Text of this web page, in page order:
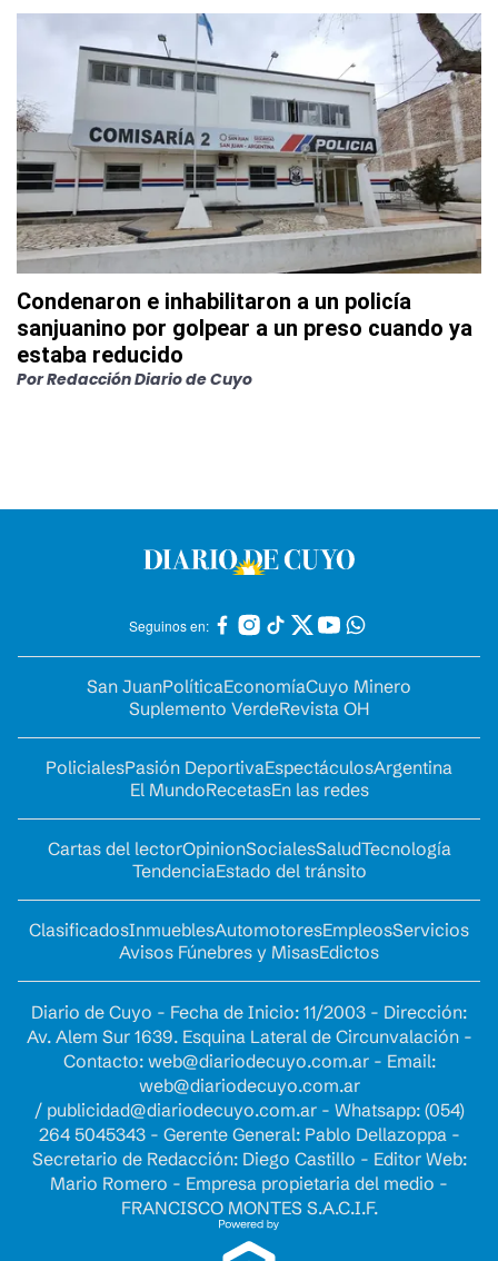
Condenaron e inhabilitaron a un policía
sanjuanino por golpear a un preso cuando ya
estaba reducido
PorRedacción Diario de Cuyo
Seguinos en:
San JuanPolíticaEconomíaCuyo Minero
Suplemento VerdeRevista OH
PolicialesPasión DeportivaEspectáculosArgentina
El MundoRecetasEn las redes
Cartas del lectorOpinionSocialesSaludTecnología
TendenciaEstado del tránsito
ClasificadosInmueblesAutomotoresEmpleosServicios
Avisos Fúnebres y MisasEdictos
Diario de Cuyo - Fecha de Inicio: 11/2003 - Dirección:
Av. Alem Sur 1639. Esquina Lateral de Circunvalación -
Contacto: web@diariodecuyo.com.ar- Email:
web@diariodecuyo.com.ar
/ publicidad@diariodecuyo.com.ar- Whatsapp: (054)
264 5045343 - Gerente General: Pablo Dellazoppa -
Secretario de Redacción: Diego Castillo - Editor Web:
Mario Romero - Empresa propietaria del medio -
FRANCISCO MONTES S.A.C.I.F.